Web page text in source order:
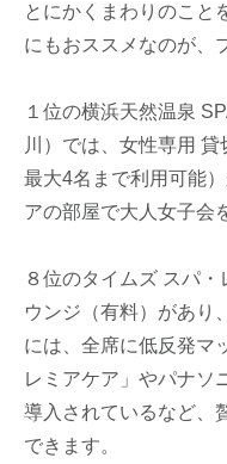
とにかくまわりのこと
にもおススメなのが、
１位の横浜天然温泉
川）では、女性専用
最大4名まで利用可能
アの部屋で大人女子会
８位のタイムズ スパ
ウンジ（有料）があり
には、全席に低反発マ
レミアケア」やパナソ
導入されているなど、
できます。